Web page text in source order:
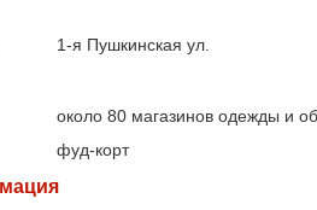
1-я Пушкинская ул.
около 80 магазинов одежды и
фуд-корт